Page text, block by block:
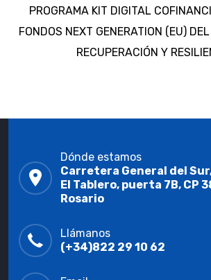
PROGRAMA KIT DIGITAL
FONDOS NEXT GENERATION (EU)
RECUPERACIÓN Y
Dónde estamos
Carretera General del
El Tablero, puerta 7B, CP
Rosario
Llámanos
(+34)822 29 10 62